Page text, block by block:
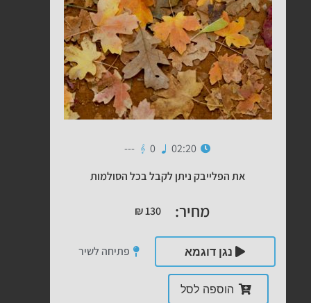
02:20
0
---
את הפלייבק ניתן לקבל בכל הסולמות
מחיר: ₪130
נגן דוגמא פתיחה לשיר
הוספה לסל